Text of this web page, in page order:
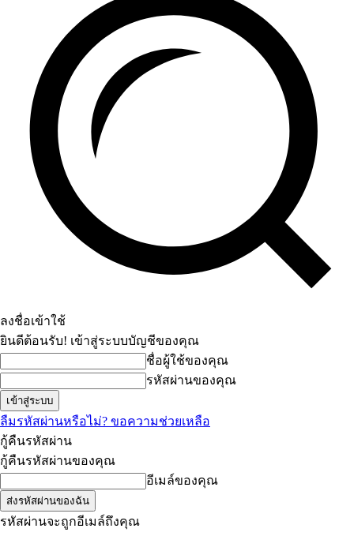
ลงชื่อเข้าใช้
ยินดีต้อนรับ! เข้าสู่ระบบบัญชีของคุณ
ชื่อผู้ใช้ของคุณ
รหัสผ่านของคุณ
ลืมรหัสผ่านหรือไม่? ขอความช่วยเหลือ
กู้คืนรหัสผ่าน
กู้คืนรหัสผ่านของคุณ
อีเมล์ของคุณ
รหัสผ่านจะถูกอีเมล์ถึงคุณ